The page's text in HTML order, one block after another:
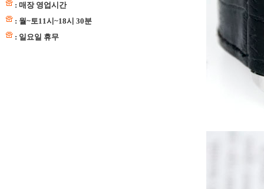
: 매장 영업시간
: 월~토11시~18시 30분
: 일요일 휴무